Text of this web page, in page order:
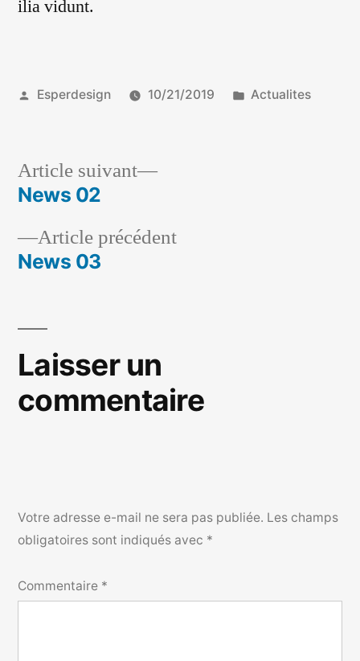
ilia vidunt.
Esperdesign 10/21/2019 Actualites
Article précédent
News 03
Article suivant
News 02
Laisser un
commentaire
Votre adresse e-mail ne sera pas publiée. Les champs
obligatoires sont indiqués avec *
Commentaire *